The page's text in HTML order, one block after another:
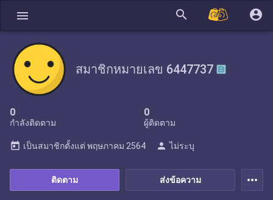
menu search account_circle
สมาชิกหมายเลข 6447737
0
กำลังติดตาม
0
ผู้ติดตาม
ส่งข้อความ
ติดตาม
today เป็นสมาชิกตั้งแต่ พฤษภาคม 2564 person ไม่ระบุ
more_horiz